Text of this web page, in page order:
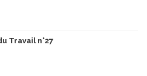
Travail n°27